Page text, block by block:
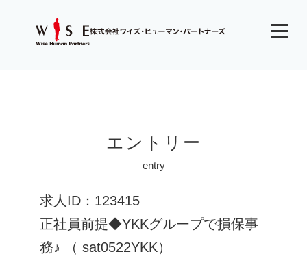
エントリー
entry
求人ID：123415
正社員前提◆YKKグループで損保事
務♪ （ sat0522YKK）